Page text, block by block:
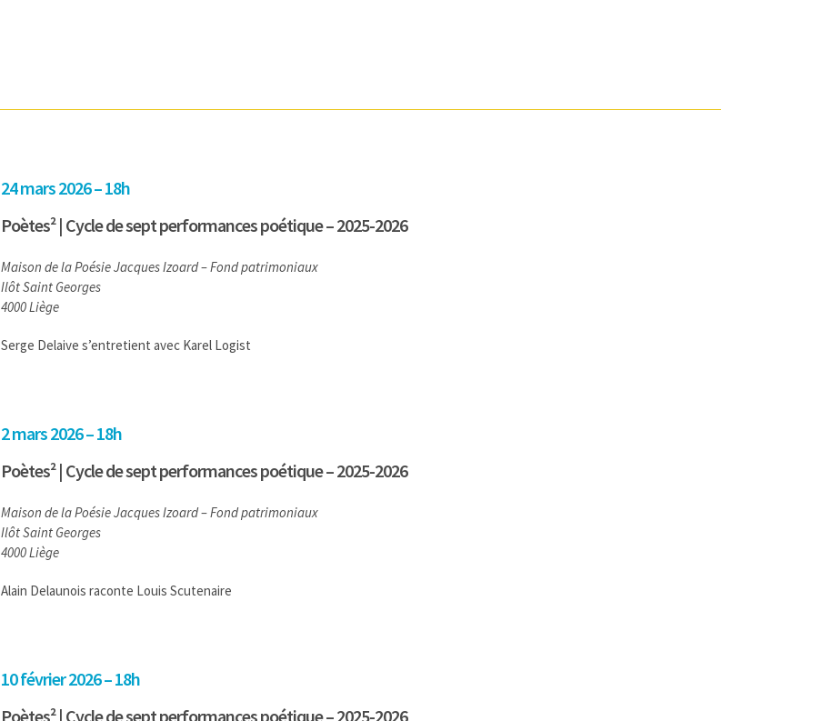
24 mars 2026 – 18h
Poètes² | Cycle de sept performances poétique – 2025-2026
Maison de la Poésie Jacques Izoard – Fond patrimoniaux
Ilôt Saint Georges
4000 Liège
Serge Delaive s’entretient avec Karel Logist
2 mars 2026 – 18h
Poètes² | Cycle de sept performances poétique – 2025-2026
Maison de la Poésie Jacques Izoard – Fond patrimoniaux
Ilôt Saint Georges
4000 Liège
Alain Delaunois raconte Louis Scutenaire
10 février 2026 – 18h
Poètes² | Cycle de sept performances poétique – 2025-2026